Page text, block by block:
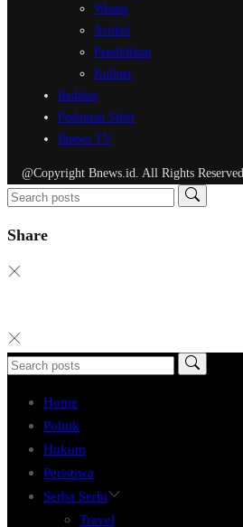
Wisata
Artikel
Pendidikan
Kuliner
Redaksi
Pedoman Siber
Bnews TV
@Copyright Bnews.id. All Rights Reserved
Share
Home
Politik
Hukum
Peristiwa
Serba Serbi
Travel